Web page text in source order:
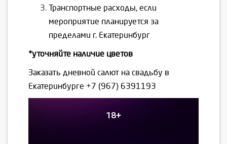
Транспортные расходы, если
мероприятие планируется за
пределами г. Екатеринбург
*уточняйте наличие цветов
Заказать дневной салют на свадьбу в
Екатеринбурге +7 (967) 6391193